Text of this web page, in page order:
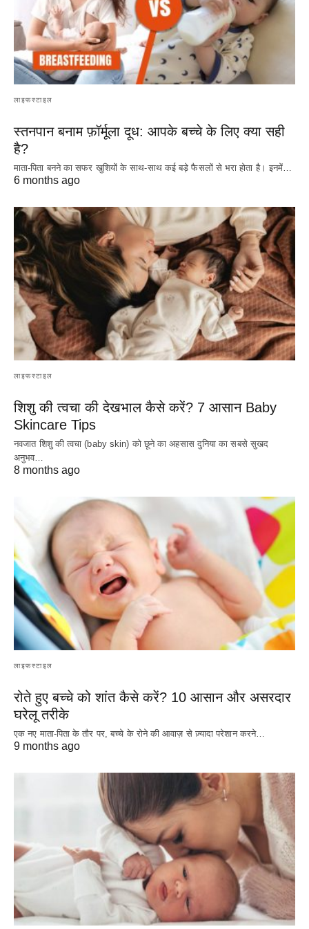
लाइफस्टाइल
स्तनपान बनाम फ़ॉर्मूला दूध: आपके बच्चे के लिए क्या सही
है?
माता-पिता बनने का सफर खुशियों के साथ-साथ कई बड़े फैसलों से भरा होता है। इनमें…
6 months ago
लाइफस्टाइल
शिशु की त्वचा की देखभाल कैसे करें? 7 आसान Baby
Skincare Tips
नवजात शिशु की त्वचा (baby skin) को छूने का अहसास दुनिया का सबसे सुखद
अनुभव…
8 months ago
लाइफस्टाइल
रोते हुए बच्चे को शांत कैसे करें? 10 आसान और असरदार
घरेलू तरीके
एक नए माता-पिता के तौर पर, बच्चे के रोने की आवाज़ से ज़्यादा परेशान करने…
9 months ago